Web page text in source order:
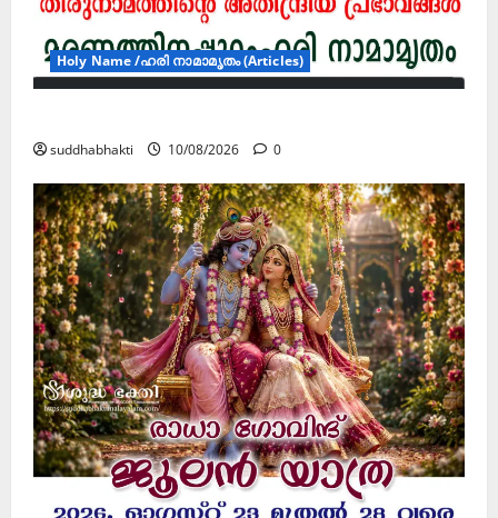
Holy Name /ഹരി നാമാമൃതം (Articles)
suddhabhakti 10/08/2026 0